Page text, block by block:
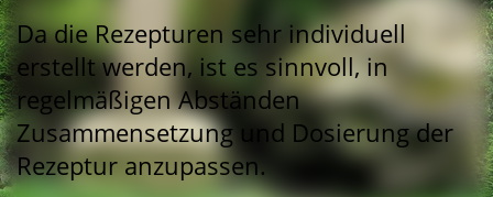
Da die Rezepturen sehr individuell
erstellt werden, ist es sinnvoll, in
regelmäßigen Abständen
Zusammensetzung und Dosierung der
Rezeptur anzupassen.